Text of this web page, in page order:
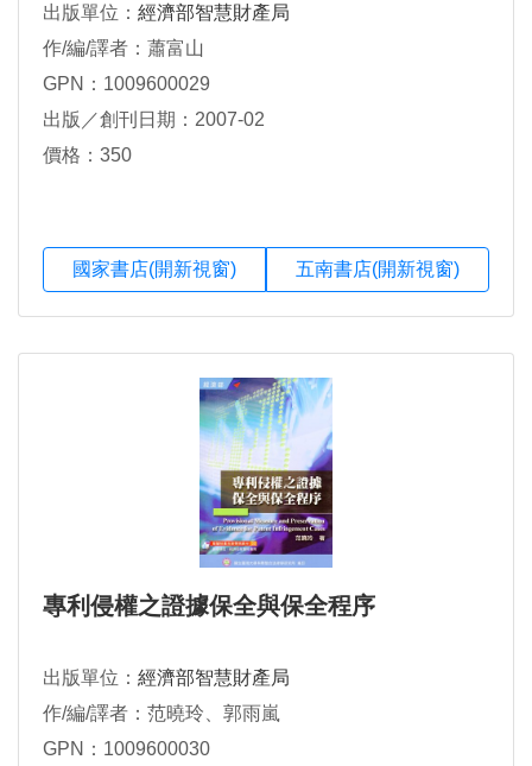
出版單位： 經濟部智慧財產局
作/編/譯者：蕭富山
GPN：1009600029
出版／創刊日期：2007-02
價格：350
國家書店(開新視窗) 五南書店(開新視窗)
專利侵權之證據保全與保全程序
出版單位： 經濟部智慧財產局
作/編/譯者：范曉玲、郭雨嵐
GPN：1009600030